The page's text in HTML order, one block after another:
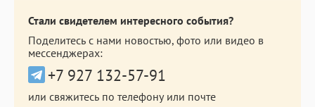
Стали свидетелем интересного события?
Поделитесь с нами новостью, фото или видео в
мессенджерах:
+7 927 132-57-91
или свяжитесь по телефону или почте